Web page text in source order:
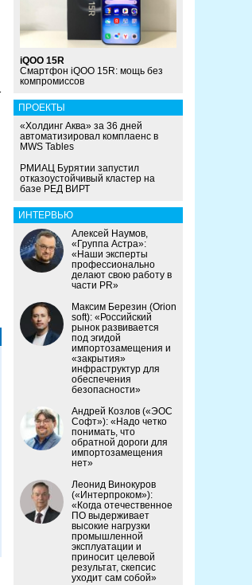
iQOO 15R
Смартфон iQOO 15R: мощь без
компромиссов
ПРОЕКТЫ
«Холдинг Аква» за 36 дней
автоматизировал комплаенс в
MWS Tables
РМИАЦ Бурятии запустил
отказоустойчивый кластер на
базе РЕД ВИРТ
ИНТЕРВЬЮ
Алексей Наумов,
«Группа Астра»:
«Наши эксперты
профессионально
делают свою работу в
части PR»
Максим Березин (Orion
soft): «Российский
рынок развивается
под эгидой
импортозамещения и
«закрытия»
инфраструктур для
обеспечения
безопасности»
Андрей Козлов («ЭОС
Софт»): «Надо четко
понимать, что
обратной дороги для
импортозамещения
нет»
Леонид Винокуров
(«Интерпроком»):
«Когда отечественное
ПО выдерживает
высокие нагрузки
промышленной
эксплуатации и
приносит целевой
результат, скепсис
уходит сам собой»